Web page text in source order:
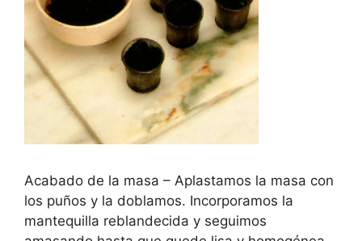
Acabado de la masa – Aplastamos la masa con
los puños y la doblamos. Incorporamos la
mantequilla reblandecida y seguimos